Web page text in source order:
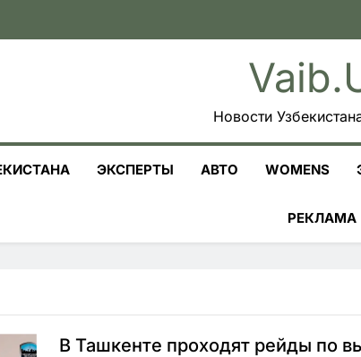
Новости
ЭКСПЕРТЫ АВТО WOMENS
РЕКЛАМА
В Ташкенте проходят рейды по